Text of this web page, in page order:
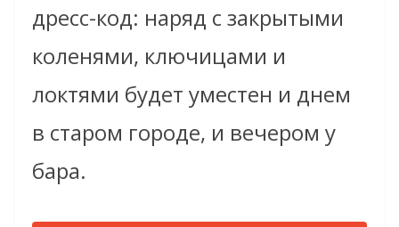
дресс-код: наряд с закрытыми
коленями, ключицами и
локтями будет уместен и днем
в старом городе, и вечером у
бара.